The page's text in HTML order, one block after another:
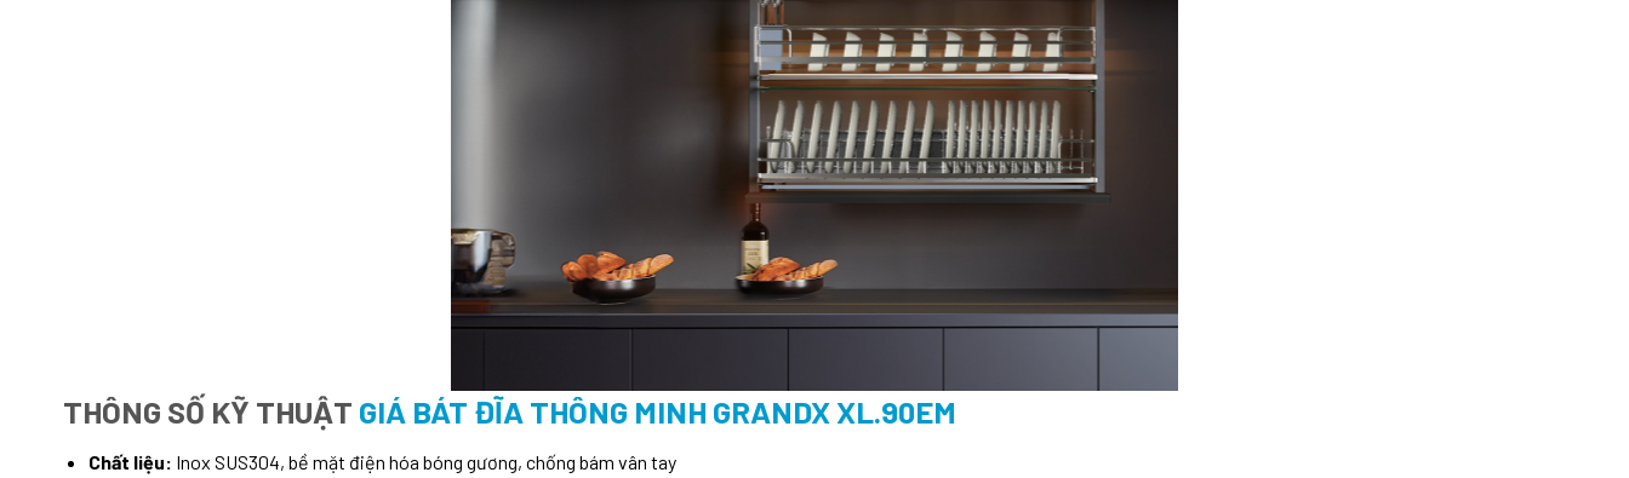
THÔNG SỐ KỸ THUẬT GIÁ BÁT ĐĨA THÔNG MINH GRANDX XL.90EM
Chất liệu: Inox SUS304, bề mặt điện hóa bóng gương, chống bám vân tay